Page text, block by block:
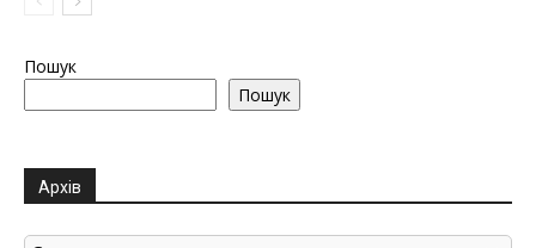
Пошук
Пошук
Архів